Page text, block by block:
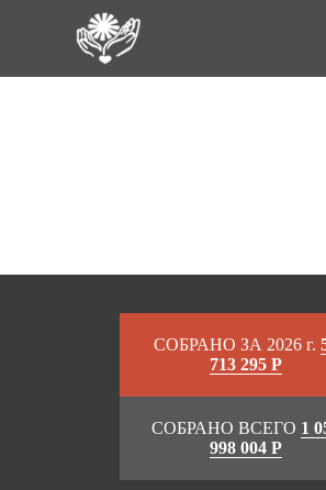
СОБРАНО ЗА 2026 г.
713 295 Р
СОБРАНО ВСЕГО 1
998 004 Р